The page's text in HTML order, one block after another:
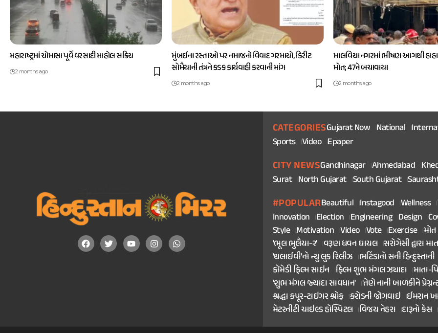
મહારાષ્ટ્રમાં ચોમાસા પૂર્વે વરસાદી માહોલ સક્રિય
2 months ago
મુંબઈના રસ્તાઓ પર નમાજનો વિવાદ ગરમાયો, કિરીટ
સોમૈયાની તંત્રને કડક કાર્યવાહી કરવાની માંગ
2 months ago
માલવિયા નગરમાં ભીષણ આગથી
મોત; 47ને બચાવાયા
2 months ago
CATEGORIESGujarat Now National
Sports Video Epaper
CITY NEWSGandhinagar Ahmedabad
Surat North Gujarat South Gujarat
#POPULARBeautiful Instagood Wellness
Innovation Election Engineering Design
Style Motivation Video Vote Exercise મોત
'ભૂલ ભુલૈયા-૨' વરૂણ ધવન ઘાયલ સરોગેસી દ્વારા
'થલાઈવી'નો ન્યુ લુક રિલીઝ ભટિંડાનો સની હિન્દુસ્તાની
કૉમેડી ફિલ્મ સાઇન ફિલ્મ શુભ મંગલ ઝ્યાદા માતા-
'શુભ મંગલ જ્યાદા સાવધાન' 'તેણે નાની બાળકીને
શ્રદ્ધા કપૂર-ટાઇગર શ્રોફ કરોડની જોગવાઇ ઈમરાન
મેટરનીટી ચાઇલ્ડ હોસ્પિટલ વિજય નેહરા દારૂનો કેસ